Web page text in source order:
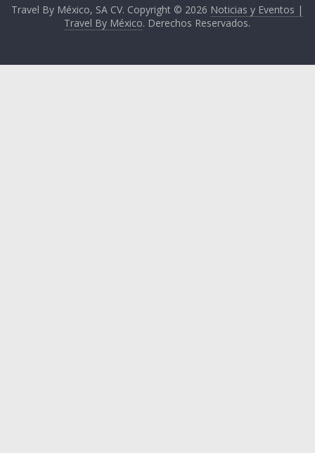
Travel By México, SA CV. Copyright © 2026 Noticias y Eventos |
Travel By México. Derechos Reservados.